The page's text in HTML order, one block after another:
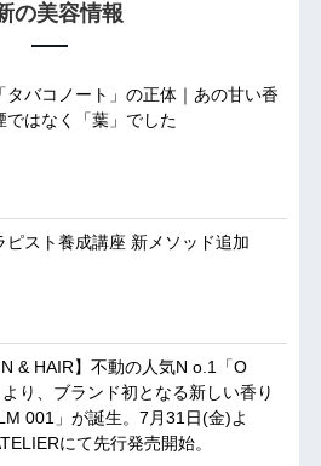
の美容情報
タバコノート」の正体｜あの甘い香
ではなく「葉」でした
ピスト養成講座 新メソッド追加
& HAIR】不動の人気N o.1「O
り、ブランド初となる新しい香り
001」が誕生。7月31日(金)よ
にて先行発売開始。